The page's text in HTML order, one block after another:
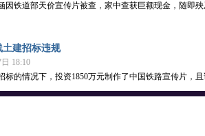
因铁道部天价宣传片被查，家中查获巨额现金，随即
建招标违规
18:10
标的情况下，投资1850万元制作了中国铁路宣传片，